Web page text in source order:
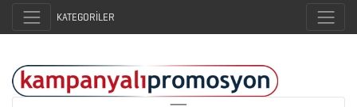
KATEGORİLER